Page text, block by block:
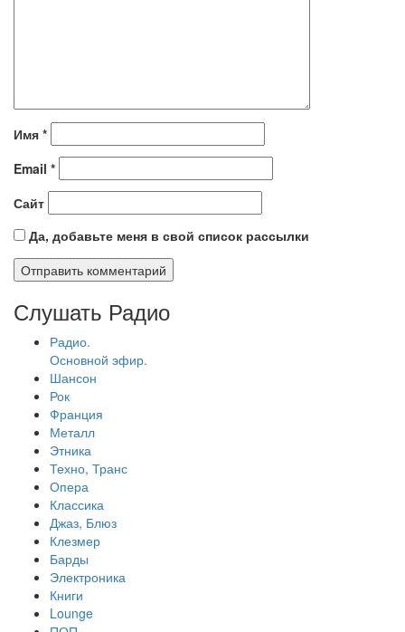
Имя *
Email *
Сайт
Да, добавьте меня в свой список рассылки
Слушать Радио
Радио.
Основной эфир.
Шансон
Рок
Франция
Металл
Этника
Техно, Транс
Опера
Классика
Джаз, Блюз
Клезмер
Барды
Электроника
Книги
Lounge